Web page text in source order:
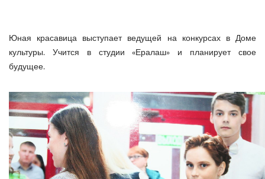
Юная красавица выступает ведущей на конкурсах в Доме
культуры. Учится в студии «Ералаш» и планирует свое
будущее.